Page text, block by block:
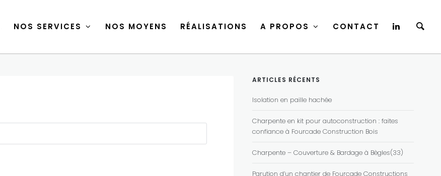
NOS SERVICES NOS MOYENS RÉALISATIONS A PROPOS CONTACT
ARTICLES RÉCENTS
Isolation en paille hachée
Charpente en kit pour autoconstruction : faites
confiance à Fourcade Construction Bois
Charpente – Couverture & Bardage à Bègles(33)
Parution d’un chantier de Fourcade Constructions